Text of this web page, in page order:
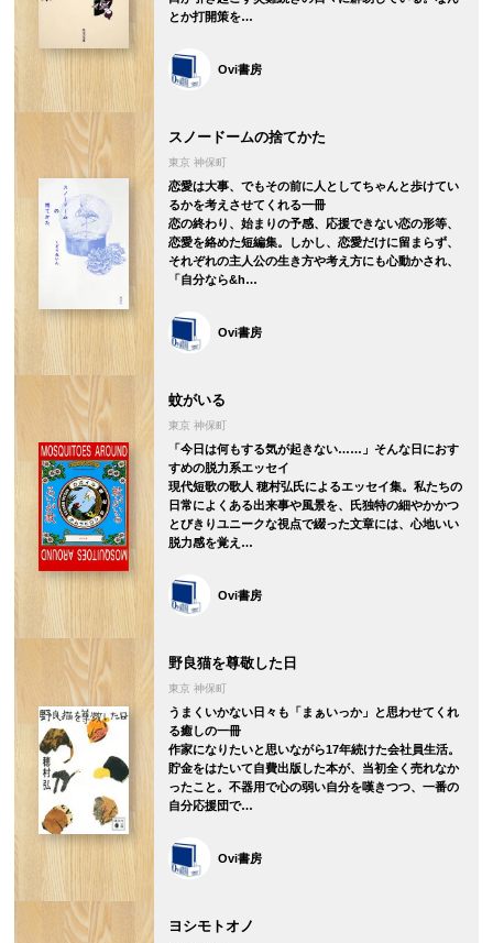
とか打開策を…
Ovi書房
スノードームの捨てかた
東京 神保町
恋愛は大事、でもその前に人としてちゃんと歩けてい
るかを考えさせてくれる一冊
恋の終わり、始まりの予感、応援できない恋の形等、
恋愛を絡めた短編集。しかし、恋愛だけに留まらず、
それぞれの主人公の生き方や考え方にも心動かされ、
「自分なら&h…
Ovi書房
蚊がいる
東京 神保町
「今日は何もする気が起きない……」そんな日におす
すめの脱力系エッセイ
現代短歌の歌人 穂村弘氏によるエッセイ集。私たちの
日常によくある出来事や風景を、氏独特の細やかかつ
とびきりユニークな視点で綴った文章には、心地いい
脱力感を覚え…
Ovi書房
野良猫を尊敬した日
東京 神保町
うまくいかない日々も「まぁいっか」と思わせてくれ
る癒しの一冊
作家になりたいと思いながら17年続けた会社員生活。
貯金をはたいて自費出版した本が、当初全く売れなか
ったこと。不器用で心の弱い自分を嘆きつつ、一番の
自分応援団で…
Ovi書房
ヨシモトオノ